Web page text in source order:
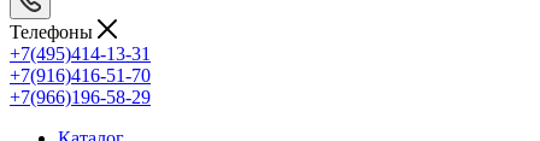
Телефоны
+7(495)414-13-31
+7(916)416-51-70
+7(966)196-58-29